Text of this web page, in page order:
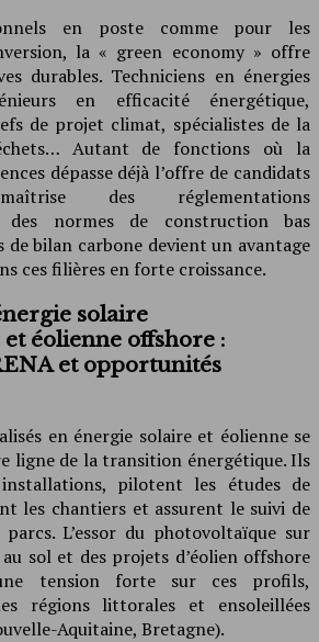
en poste comme pour les
la « green economy » offre
durables. Techniciens en énergies
en efficacité énergétique,
de projet climat, spécialistes de la
Autant de fonctions où la
dépasse déjà l’offre de candidats
des réglementations
des normes de construction bas
de bilan carbone devient un avantage
ces filières en forte croissance.
solaire
éolienne offshore :
et opportunités
en énergie solaire et éolienne se
ligne de la transition énergétique. Ils
pilotent les études de
les chantiers et assurent le suivi de
L’essor du photovoltaïque sur
sol et des projets d’éolien offshore
tension forte sur ces profils,
régions littorales et ensoleillées
Aquitaine, Bretagne).